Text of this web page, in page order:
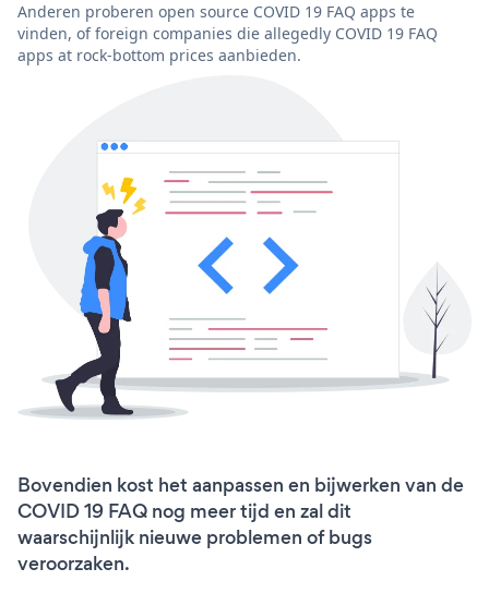
Anderen proberen open source COVID 19 FAQ apps te
vinden, of foreign companies die allegedly COVID 19 FAQ
apps at rock-bottom prices aanbieden.
Bovendien kost het aanpassen en bijwerken van de
COVID 19 FAQ nog meer tijd en zal dit
waarschijnlijk nieuwe problemen of bugs
veroorzaken.